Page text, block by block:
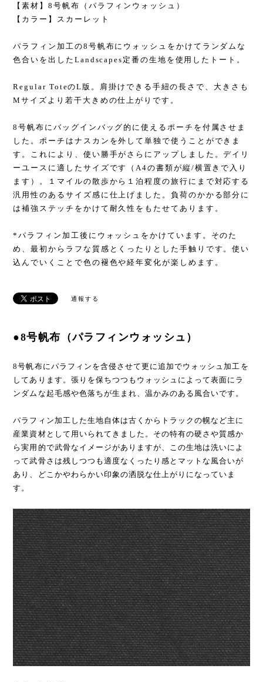
【素材】8号帆布（パラフィンウォッシュ）
【カラー】スカーレット
パラフィン加工の8号帆布にウォッシュをかけてランダムな
色合いを出したLandscapes定番の生地を使用したトート。
Regular ToteのL版。肩掛けできる手紐の長さで、大きさも
Mサイズより若干大きめの仕上がりです。
8号帆布にバッグインバッグ的に使えるポーチを付属させま
した。ポーチはナスカンを外して単独で使うことができま
す。これにより、使い勝手がさらにアップしました。デイリ
ーユースに適したサイズです（A4の書類が縦/横置きで入り
ます）。１マイルの散歩から１泊程度の旅行にまで対応する
汎用性のあるサイズ感に仕上げました。負荷のかかる部分に
は補強ステッチをかけて耐久性をもたせてあります。
*パラフィン加工後にウォッシュをかけています。そのた
め、最初からラフな質感とくったりとした手触りです。使い
込んでいくことで色の褪色や経年変化が楽しめます。
通報する
●8号帆布（パラフィンウォッシュ）
8号帆布にパラフィンを含侵させて更に追加でウォッシュ加工を
してあります。張りを保ちつつもウォッシュによって表面にラ
ンダムな起毛感や色落ちが生まれ、温かみのある風合いです。
パラフィン加工した生地自体は古くからトラックの幌など主に
産業資材として用いられてきました。その特有の硬さや質感か
ら実用的で武骨なイメージがありますが、この生地は洗いによ
って武骨さは残しつつも適度なくったり感とマットな風合いが
あり、どこかやわらかい印象の洒脱な仕上がりになっていま
す。